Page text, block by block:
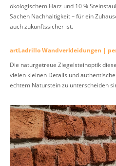
ökologischem Harz und 10 %
Sachen Nachhaltigkeit – für ein
auch zukunftssicher ist.
artLadrillo Wandverkleidungen |
Die naturgetreue Ziegelsteinoptik
vielen kleinen Details und
echtem Naturstein zu unterscheiden